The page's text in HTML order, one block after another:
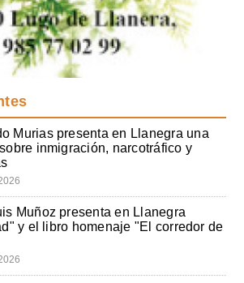
Murias presenta en Llanegra una
inmigración, narcotráfico y
Muñoz presenta en Llanegra
y el libro homenaje "El corredor de